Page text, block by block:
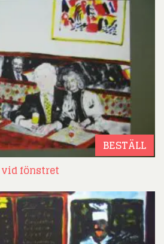
BESTÄLL
vid fönstret